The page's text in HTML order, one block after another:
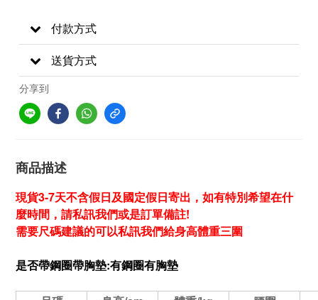
付款方式
送貨方式
分享到
商品描述
現貨3-7天不含假日及國定假日寄出，如有特別希望在什
麼時間，請私訊我們或是訂單備註!
需要尺碼建議的可以私訊我們給身高體重三圍
是否帶鋼圈帶胸墊:有鋼圈有胸墊